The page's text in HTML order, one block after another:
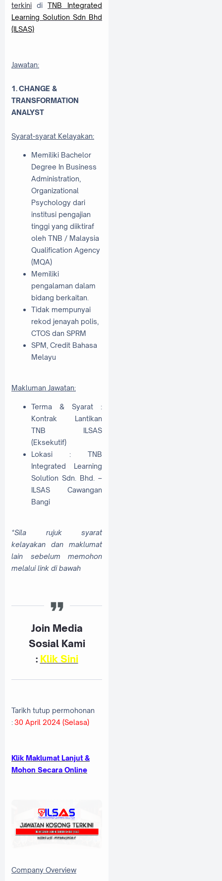
terkini di TNB Integrated
Learning Solution Sdn Bhd
(ILSAS)
Jawatan:
1. CHANGE &
TRANSFORMATION
ANALYST
Syarat-syarat Kelayakan:
Memiliki Bachelor
Degree In Business
Administration,
Organizational
Psychology dari
institusi pengajian
tinggi yang diiktiraf
oleh TNB / Malaysia
Qualification Agency
(MQA)
Memiliki
pengalaman dalam
bidang berkaitan.
Tidak mempunyai
rekod jenayah polis,
CTOS dan SPRM
SPM, Credit Bahasa
Melayu
Makluman Jawatan:
Terma & Syarat :
Kontrak Lantikan
TNB ILSAS
(Eksekutif)
Lokasi : TNB
Integrated Learning
Solution Sdn. Bhd. –
ILSAS Cawangan
Bangi
*Sila rujuk syarat
kelayakan dan maklumat
lain sebelum memohon
melalui link di bawah
Join Media
Sosial Kami
: Klik Sini
Tarikh tutup permohonan
:30 April 2024 (Selasa)
Klik Maklumat Lanjut &
Mohon Secara Online
Company Overview